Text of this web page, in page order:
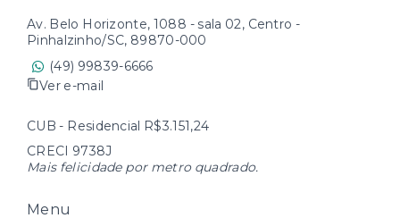
Av. Belo Horizonte, 1088 - sala 02, Centro -
Pinhalzinho/SC, 89870-000
(49) 99839-6666
Ver e-mail
CUB - Residencial R$3.151,24
CRECI 9738J
Mais felicidade por metro quadrado.
Menu